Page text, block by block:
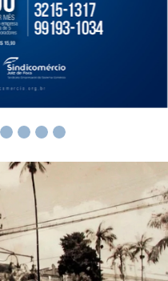
de que é necessário a
ao associativismo. Uma
inovadores projetos, ser
objetivos e referência